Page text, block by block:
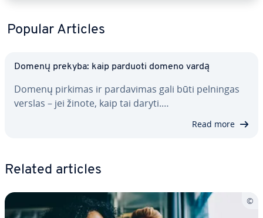
Popular Articles
Domenų prekyba: kaip parduoti domeno vardą
Domenų pirkimas ir par­da­vi­mas gali būti pelningas
verslas – jei žinote, kaip tai daryti.…
Read more
Related articles